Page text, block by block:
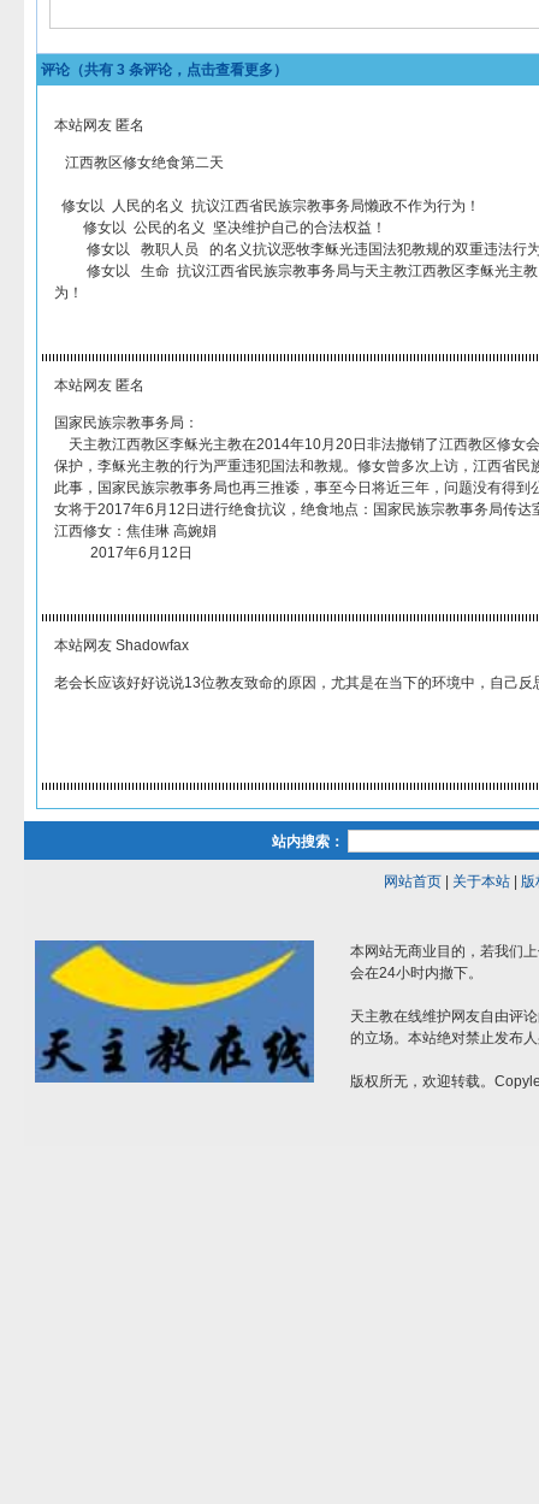
评论（共有 3 条评论，点击查看更多）
本站网友 匿名
江西教区修女绝食第二天
修女以 人民的名义 抗议江西省民族宗教事务局懒政不作为行为！
修女以 公民的名义 坚决维护自己的合法权益！
修女以 教职人员 的名义抗议恶牧李稣光违国法犯教规的双重违法行
修女以 生命 抗议江西省民族宗教事务局与天主教江西教区李稣光主教
为！
本站网友 匿名
国家民族宗教事务局：
天主教江西教区李稣光主教在2014年10月20日非法撤销了江西教区修女
保护，李稣光主教的行为严重违犯国法和教规。修女曾多次上访，江西省民
此事，国家民族宗教事务局也再三推诿，事至今日将近三年，问题没有得到
女将于2017年6月12日进行绝食抗议，绝食地点：国家民族宗教事务局传达
江西修女：焦佳琳 高婉娟
2017年6月12日
本站网友 Shadowfax
老会长应该好好说说13位教友致命的原因，尤其是在当下的环境中，自己反
站内搜索：
网站首页| 关于本站| 版
本网站无商业目的，若我们
会在24小时内撤下。
天主教在线维护网友自由评
的立场。本站绝对禁止发布
版权所无，欢迎转载。